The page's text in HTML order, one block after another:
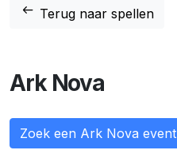
arrow_left_alt Terug naar spellen
Ark Nova
Zoek een Ark Nova event